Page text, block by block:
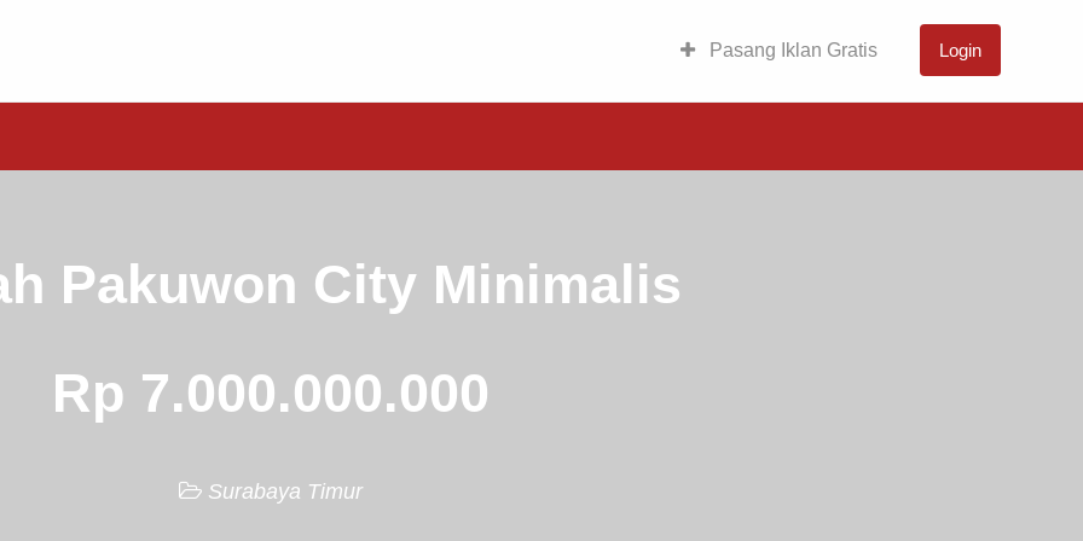
Pasang Iklan Gratis Login
Pakuwon City Minimalis
Rp 7.000.000.000
Surabaya Timur